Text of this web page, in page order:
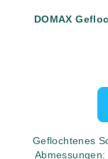
DOMAX
Geflochtenes
Abmessungen: